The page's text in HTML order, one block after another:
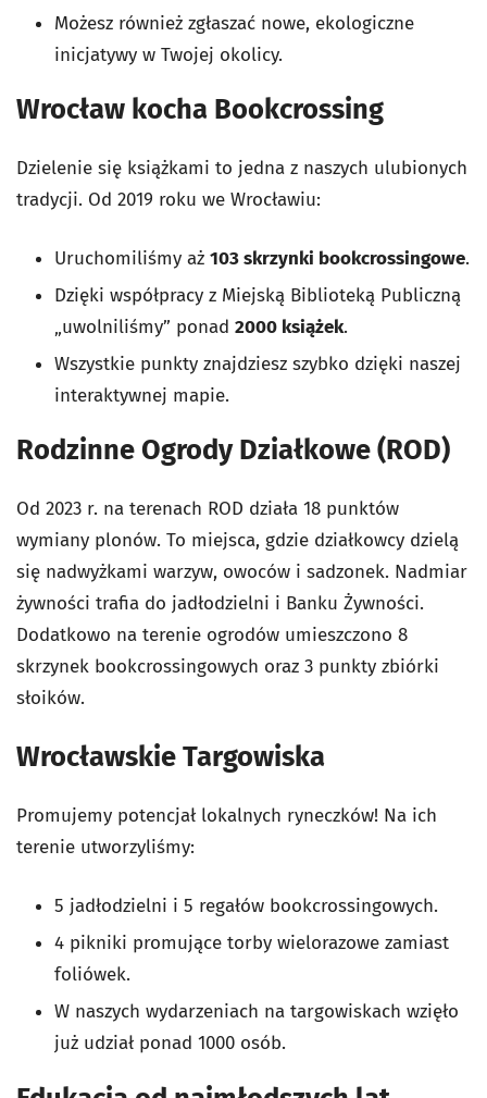
Możesz również zgłaszać nowe, ekologiczne
inicjatywy w Twojej okolicy.
Wrocław kocha Bookcrossing
Dzielenie się książkami to jedna z naszych ulubionych
tradycji. Od 2019 roku we Wrocławiu:
Uruchomiliśmy aż 103 skrzynki bookcrossingowe.
Dzięki współpracy z Miejską Biblioteką Publiczną
„uwolniliśmy” ponad 2000 książek.
Wszystkie punkty znajdziesz szybko dzięki naszej
interaktywnej mapie.
Rodzinne Ogrody Działkowe (ROD)
Od 2023 r. na terenach ROD działa 18 punktów
wymiany plonów. To miejsca, gdzie działkowcy dzielą
się nadwyżkami warzyw, owoców i sadzonek. Nadmiar
żywności trafia do jadłodzielni i Banku Żywności.
Dodatkowo na terenie ogrodów umieszczono 8
skrzynek bookcrossingowych oraz 3 punkty zbiórki
słoików.
Wrocławskie Targowiska
Promujemy potencjał lokalnych ryneczków! Na ich
terenie utworzyliśmy:
5 jadłodzielni i 5 regałów bookcrossingowych.
4 pikniki promujące torby wielorazowe zamiast
foliówek.
W naszych wydarzeniach na targowiskach wzięło
już udział ponad 1000 osób.